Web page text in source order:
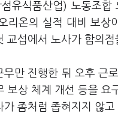
섬유식품산업) 노동조
리온의 실적 대비 보상
교섭에서 노사가 합의
무만 진행한 뒤 오후
보상 체계 개선 등을 요
가 좀처럼 좁혀지지 않고